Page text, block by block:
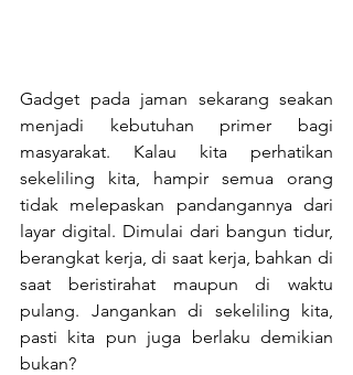
Gadget pada jaman sekarang seakan
menjadi kebutuhan primer bagi
masyarakat. Kalau kita perhatikan
sekeliling kita, hampir semua orang
tidak melepaskan pandangannya dari
layar digital. Dimulai dari bangun tidur,
berangkat kerja, di saat kerja, bahkan di
saat beristirahat maupun di waktu
pulang. Jangankan di sekeliling kita,
pasti kita pun juga berlaku demikian
bukan?